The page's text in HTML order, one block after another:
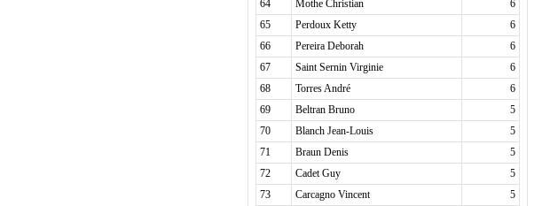
64
Mothe Christian
6
65
Perdoux Ketty
6
66
Pereira Deborah
6
67
Saint Sernin Virginie
6
68
Torres André
6
69
Beltran Bruno
5
70
Blanch Jean-Louis
5
71
Braun Denis
5
72
Cadet Guy
5
73
Carcagno Vincent
5